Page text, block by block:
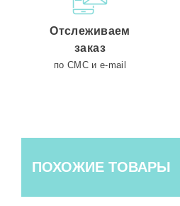
Отслеживаем
заказ
по СМС и e-mail
ПОХОЖИЕ ТОВАРЫ